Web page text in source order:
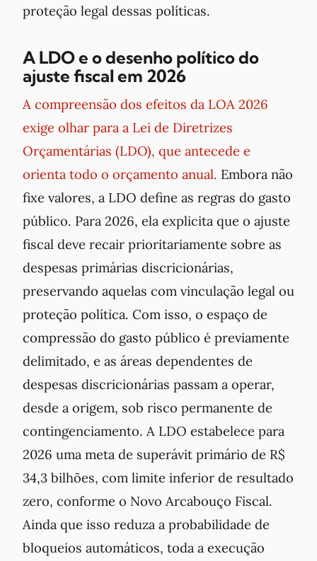
proteção legal dessas políticas.
A LDO e o desenho político do
ajuste fiscal em 2026
A compreensão dos efeitos da LOA 2026
exige olhar para a Lei de Diretrizes
Orçamentárias (LDO), que antecede e
orienta todo o orçamento anual. Embora não
fixe valores, a LDO define as regras do gasto
público. Para 2026, ela explicita que o ajuste
fiscal deve recair prioritariamente sobre as
despesas primárias discricionárias,
preservando aquelas com vinculação legal ou
proteção política. Com isso, o espaço de
compressão do gasto público é previamente
delimitado, e as áreas dependentes de
despesas discricionárias passam a operar,
desde a origem, sob risco permanente de
contingenciamento. A LDO estabelece para
2026 uma meta de superávit primário de R$
34,3 bilhões, com limite inferior de resultado
zero, conforme o Novo Arcabouço Fiscal.
Ainda que isso reduza a probabilidade de
bloqueios automáticos, toda a execução